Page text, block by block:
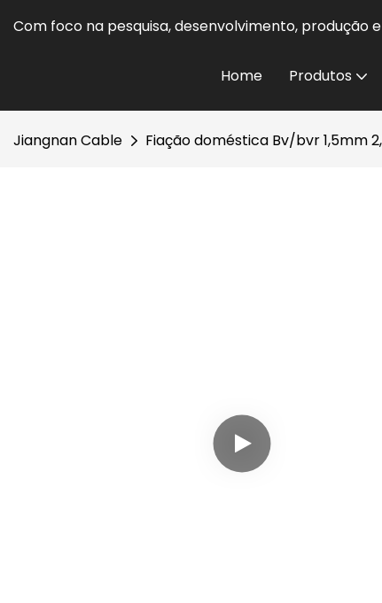
Com foco na pesquisa, desenvolvimento, produção
Home Produtos
Jiangnan Cable Fiação doméstica Bv/bvr 1,5mm